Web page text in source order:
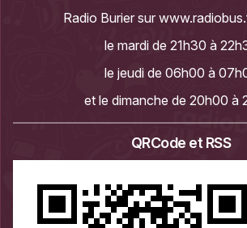
Radio Burier sur
le mardi de 21h30 à
le jeudi de 06h00 à
et le dimanche de 20h00 à
QRCode et RSS